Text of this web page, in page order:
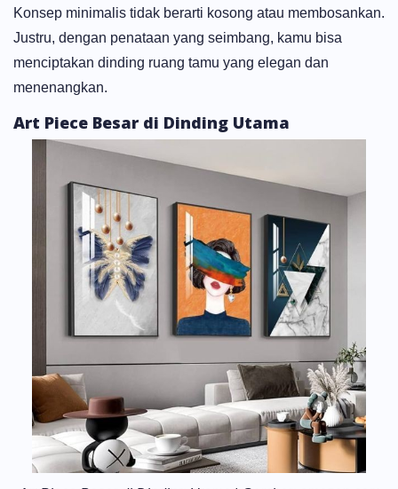
Konsep minimalis tidak berarti kosong atau membosankan.
Justru, dengan penataan yang seimbang, kamu bisa
menciptakan dinding ruang tamu yang elegan dan
menenangkan.
Art Piece Besar di Dinding Utama